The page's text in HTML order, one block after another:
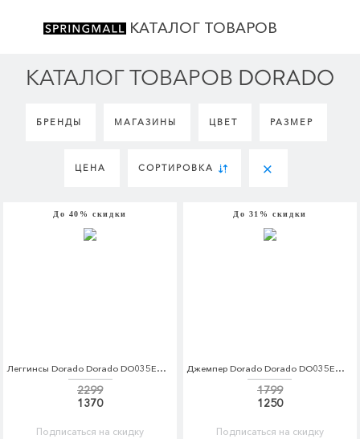
КАТАЛОГ ТОВАРОВ
КАТАЛОГ ТОВАРОВ DORADO
БРЕНДЫ МАГАЗИНЫ ЦВЕТ РАЗМЕР
ЦЕНА СОРТИРОВКА
До 40% скидки
Леггинсы Dorado Dorado DO035EWRUS93
2299
1370
Подписаться на скидку
До 31% скидки
Джемпер Dorado Dorado DO035EWRUS28
1799
1250
Подписаться на скидку